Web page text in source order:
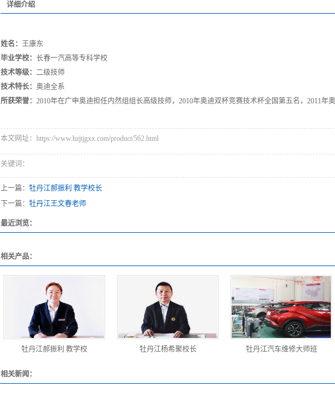
详细介绍
姓名： 王康东
毕业学校： 长春一汽高等专科学校
技术等级： 二级技师
技术特长： 奥迪全系
所获荣誉： 2010年在广申奥迪担任内然组组长高级技师，2010年奥迪双杯竞赛技术杯全国第五名，2011年
本文网址：https://www.hzjtjgxx.com/product/562.html
关键词：
上一篇： 牡丹江郝振利 教学校长
下一篇： 牡丹江王文春老师
最近浏览：
相关产品：
牡丹江郝振利 教学校 牡丹江杨希聚校长 牡丹江汽车维修大师班
相关新闻：